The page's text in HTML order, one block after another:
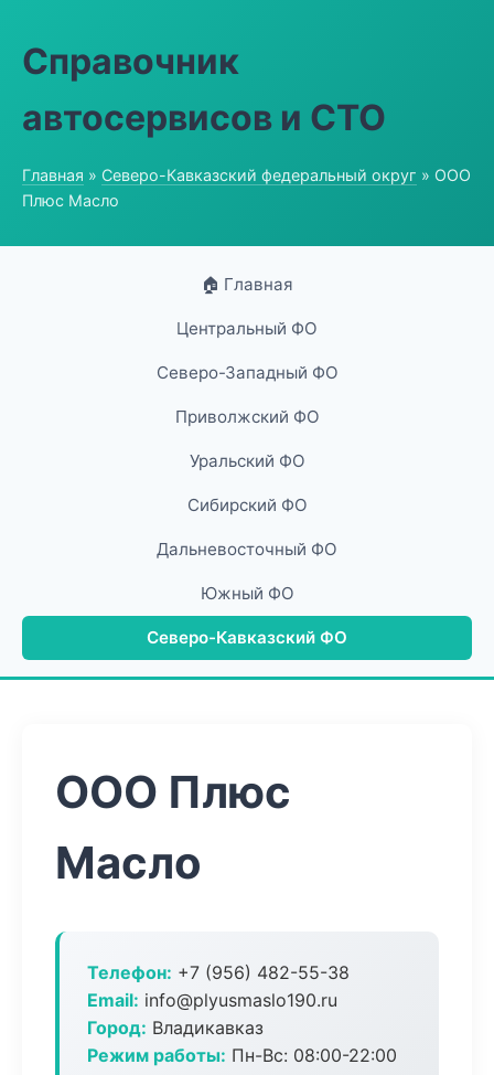
Справочник
автосервисов и СТО
Главная » Северо-Кавказский федеральный округ » ООО
Плюс Масло
🏠 Главная
Центральный ФО
Северо-Западный ФО
Приволжский ФО
Уральский ФО
Сибирский ФО
Дальневосточный ФО
Южный ФО
Северо-Кавказский ФО
ООО Плюс
Масло
Телефон: +7 (956) 482-55-38
Email: info@plyusmaslo190.ru
Город: Владикавказ
Режим работы: Пн-Вс: 08:00-22:00